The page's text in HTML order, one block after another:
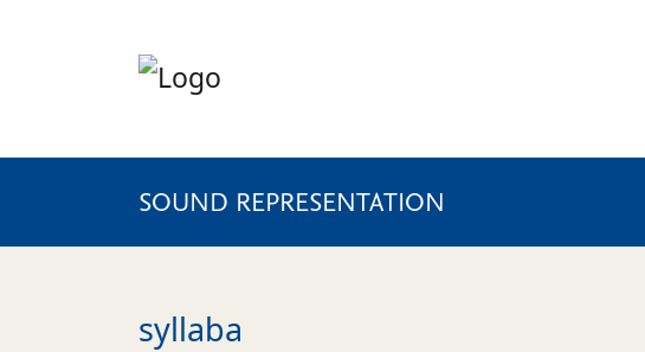
SOUND REPRESENTATION
syllaba